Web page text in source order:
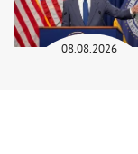
08.08.2026